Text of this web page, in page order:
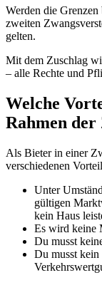
Werden die
zweiten
gelten.
Mit dem Zuschlag
– alle Rechte und
Welche
Rahmen der
Als Bieter in einer
verschiedenen
Unter
gültigen
kein Haus
Es wird keine
Du musst
Du musst kein